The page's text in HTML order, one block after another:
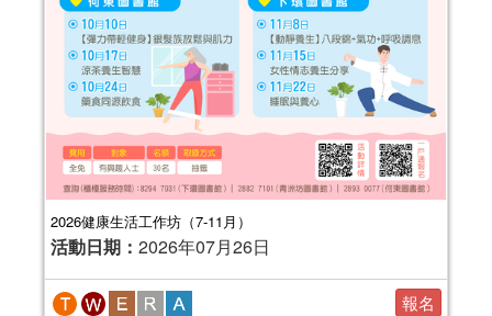
2026健康生活工作坊（7-11月）
活動日期： 2026年07月26日
報名